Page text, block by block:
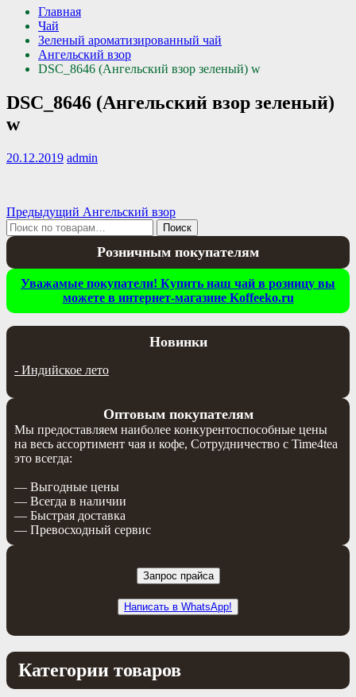
Главная
Чай
Зеленый ароматизированный чай
Ангельский взор
DSC_8646 (Ангельский взор зеленый) w
DSC_8646 (Ангельский взор зеленый)
w
20.12.2019 admin
Навигация
по
записям
Предыдущий Предыдущая
запись:
Ангельский взор
Искать:
Поиск
Розничным покупателям
Уважамые покупатели! Купить наш чай в розницу вы
можете в интернет-магазине Koffeeko.ru
Новинки
- Индийское лето
Оптовым покупателям
Мы предоставляем наиболее конкурентоспособные цены
на весь ассортимент чая и кофе, Сотрудничество с Time4tea
это всегда:
— Выгодные цены
— Всегда в наличии
— Быстрая доставка
— Превосходный сервис
Запрос прайса
Написать в WhatsApp!
Категории товаров